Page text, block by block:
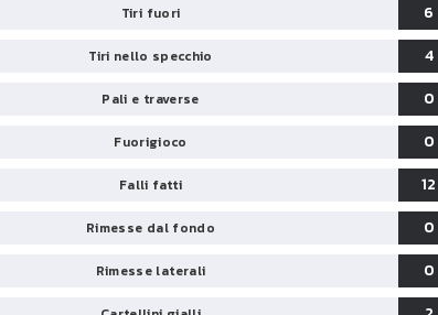
Tiri fuori
6
Tiri nello specchio
4
Pali e traverse
0
Fuorigioco
0
Falli fatti
12
Rimesse dal fondo
0
Rimesse laterali
0